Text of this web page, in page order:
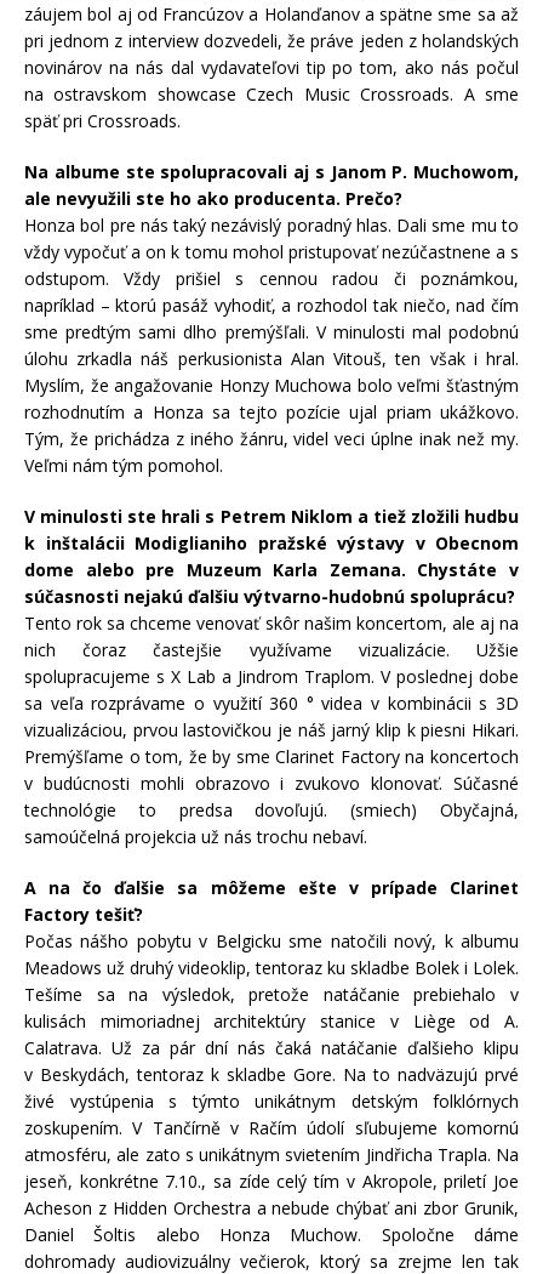
záujem bol aj od Francúzov a Holanďanov a spätne sme sa až
pri jednom z interview dozvedeli, že práve jeden z holandských
novinárov na nás dal vydavateľovi tip po tom, ako nás počul
na ostravskom showcase Czech Music Crossroads. A sme
späť pri Crossroads.
Na albume ste spolupracovali aj s Janom P. Muchowom,
ale nevyužili ste ho ako producenta. Prečo?
Honza bol pre nás taký nezávislý poradný hlas. Dali sme mu to
vždy vypočuť a on k tomu mohol pristupovať nezúčastnene a s
odstupom. Vždy prišiel s cennou radou či poznámkou,
napríklad – ktorú pasáž vyhodiť, a rozhodol tak niečo, nad čím
sme predtým sami dlho premýšľali. V minulosti mal podobnú
úlohu zrkadla náš perkusionista Alan Vitouš, ten však i hral.
Myslím, že angažovanie Honzy Muchowa bolo veľmi šťastným
rozhodnutím a Honza sa tejto pozície ujal priam ukážkovo.
Tým, že prichádza z iného žánru, videl veci úplne inak než my.
Veľmi nám tým pomohol.
V minulosti ste hrali s Petrem Niklom a tiež zložili hudbu
k inštalácii Modiglianiho pražské výstavy v Obecnom
dome alebo pre Muzeum Karla Zemana. Chystáte v
súčasnosti nejakú ďalšiu výtvarno-hudobnú spoluprácu?
Tento rok sa chceme venovať skôr našim koncertom, ale aj na
nich čoraz častejšie využívame vizualizácie. Užšie
spolupracujeme s X Lab a Jindrom Traplom. V poslednej dobe
sa veľa rozprávame o využití 360 ° videa v kombinácii s 3D
vizualizáciou, prvou lastovičkou je náš jarný klip k piesni Hikari.
Premýšľame o tom, že by sme Clarinet Factory na koncertoch
v budúcnosti mohli obrazovo i zvukovo klonovať. Súčasné
technológie to predsa dovoľujú. (smiech) Obyčajná,
samoúčelná projekcia už nás trochu nebaví.
A na čo ďalšie sa môžeme ešte v prípade Clarinet
Factory tešiť?
Počas nášho pobytu v Belgicku sme natočili nový, k albumu
Meadows už druhý videoklip, tentoraz ku skladbe Bolek i Lolek.
Tešíme sa na výsledok, pretože natáčanie prebiehalo v
kulisách mimoriadnej architektúry stanice v Liège od A.
Calatrava. Už za pár dní nás čaká natáčanie ďalšieho klipu
v Beskydách, tentoraz k skladbe Gore. Na to nadväzujú prvé
živé vystúpenia s týmto unikátnym detským folklórnych
zoskupením. V Tančírně v Račím údolí sľubujeme komornú
atmosféru, ale zato s unikátnym svietením Jindřicha Trapla. Na
jeseň, konkrétne 7.10., sa zíde celý tím v Akropole, priletí Joe
Acheson z Hidden Orchestra a nebude chýbať ani zbor Grunik,
Daniel Šoltis alebo Honza Muchow. Spoločne dáme
dohromady audiovizuálny večierok, ktorý sa zrejme len tak